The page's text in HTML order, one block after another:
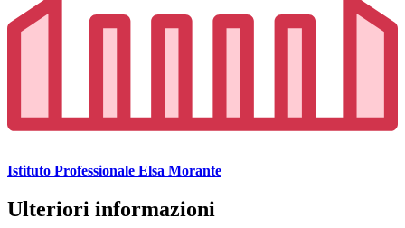
Istituto Professionale Elsa Morante
Ulteriori informazioni